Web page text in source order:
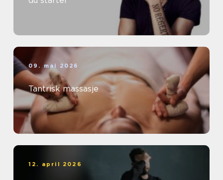
09. mai 2026
Tantrisk massasje
12. april 2026